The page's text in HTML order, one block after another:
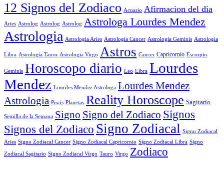
12 Signos del Zodiaco Acuario Afirmacion del dia
Aries Astrolog Astrolog Astrolog Astrologa Lourdes Mendez
Astrologia Astrologia Aries Astrologia Cancer Astrologia Geminis Astrologia
Libra Astrologia Tauro Astrologia Virgo Astros Cancer Capricornio Escorpio
Geminis Horoscopo diario Leo Libra Lourdes
Mendez Lourdes Mendez Astrologa Lourdes Mendez
Astrologia Piscis Planetas Reality Horoscope Sagitario
Semilla de la Semana Signo Signo del Zodiaco Signos
Signos del Zodiaco Signo Zodiacal Signo Zodiacal
Aries Signo Zodiacal Cancer Signo Zodiacal Capricornio Signo Zodiacal Libra Signo
Zodiacal Sagitario Signo Zodiacal Virgo Tauro Virgo Zodiaco